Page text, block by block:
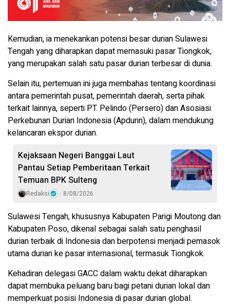
Kemudian, ia menekankan potensi besar durian Sulawesi
Tengah yang diharapkan dapat memasuki pasar Tiongkok,
yang merupakan salah satu pasar durian terbesar di dunia.
Selain itu, pertemuan ini juga membahas tentang koordinasi
antara pemerintah pusat, pemerintah daerah, serta pihak
terkait lainnya, seperti PT. Pelindo (Persero) dan Asosiasi
Perkebunan Durian Indonesia (Apdurin), dalam mendukung
kelancaran ekspor durian.
Kejaksaan Negeri Banggai Laut
Pantau Setiap Pemberitaan Terkait
Temuan BPK Sulteng
Redaksi 8/08/2026
Sulawesi Tengah, khususnya Kabupaten Parigi Moutong dan
Kabupaten Poso, dikenal sebagai salah satu penghasil
durian terbaik di Indonesia dan berpotensi menjadi pemasok
utama durian ke pasar internasional, termasuk Tiongkok.
Kehadiran delegasi GACC dalam waktu dekat diharapkan
dapat membuka peluang baru bagi petani durian lokal dan
memperkuat posisi Indonesia di pasar durian global.